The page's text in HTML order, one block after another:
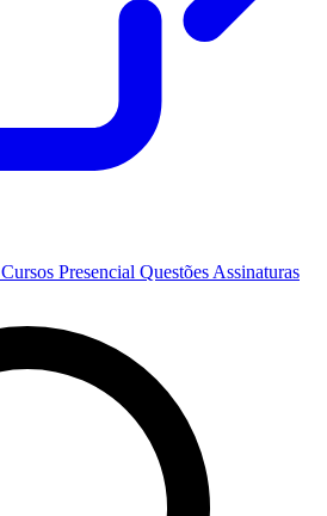
Cursos Presencial Questões Assinaturas